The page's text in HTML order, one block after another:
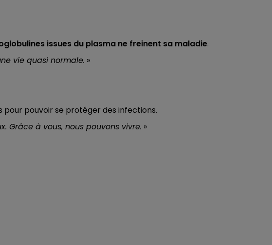
issues du plasma ne freinent sa maladie.
vie quasi normale. »
pour pouvoir se protéger des infections.
Grâce à vous, nous pouvons vivre. »